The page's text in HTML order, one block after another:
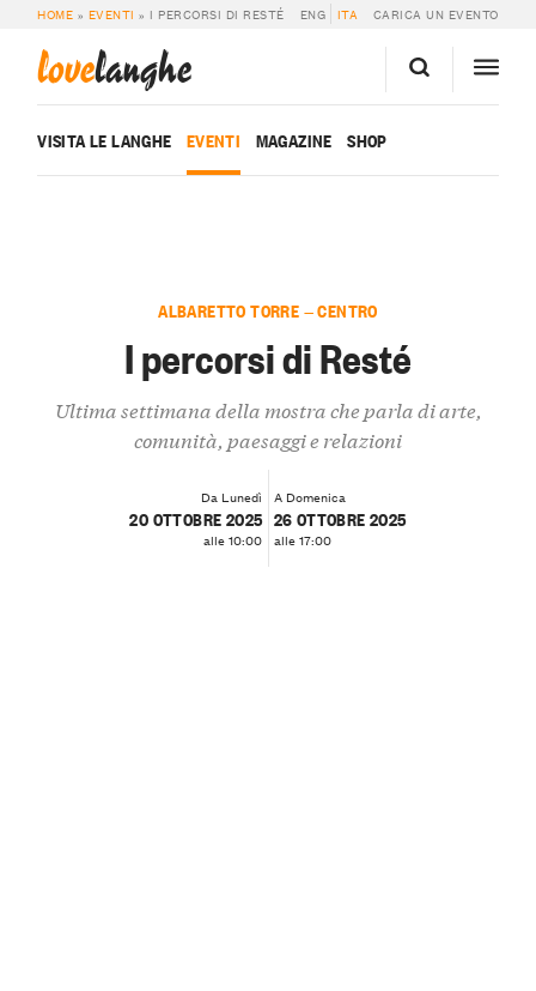
HOME » EVENTI » I PERCORSI DI RESTÉ ENG ITA CARICA UN EVENTO
lovelanghe
VISITA LE LANGHE EVENTI MAGAZINE SHOP
ALBARETTO TORRE — CENTRO
I percorsi di Resté
Ultima settimana della mostra che parla di arte,
comunità, paesaggi e relazioni
Da Lunedì
20 OTTOBRE 2025
alle 10:00
A Domenica
26 OTTOBRE 2025
alle 17:00